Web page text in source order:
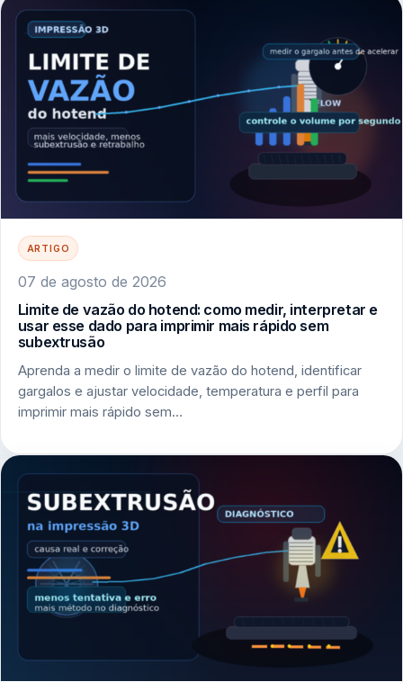
ARTIGO
07 de agosto de 2026
Limite de vazão do hotend: como medir, interpretar e
usar esse dado para imprimir mais rápido sem
subextrusão
Aprenda a medir o limite de vazão do hotend, identificar
gargalos e ajustar velocidade, temperatura e perfil para
imprimir mais rápido sem…